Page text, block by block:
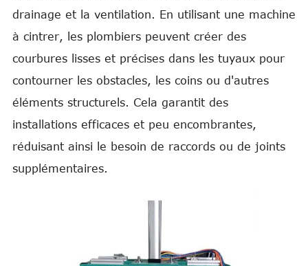
drainage et la ventilation. En utilisant une machine
à cintrer, les plombiers peuvent créer des
courbures lisses et précises dans les tuyaux pour
contourner les obstacles, les coins ou d'autres
éléments structurels. Cela garantit des
installations efficaces et peu encombrantes,
réduisant ainsi le besoin de raccords ou de joints
supplémentaires.